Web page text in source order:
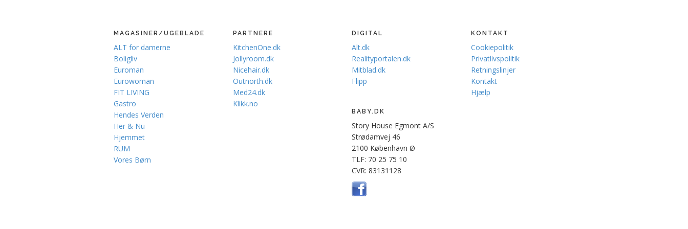
MAGASINER/UGEBLADE
ALT for damerne
Boligliv
Euroman
Eurowoman
FIT LIVING
Gastro
Hendes Verden
Her & Nu
Hjemmet
RUM
Vores Børn
PARTNERE
KitchenOne.dk
Jollyroom.dk
Nicehair.dk
Outnorth.dk
Med24.dk
Klikk.no
DIGITAL
Alt.dk
Realityportalen.dk
Mitblad.dk
Flipp
KONTAKT
Cookiepolitik
Privatlivspolitik
Retningslinjer
Kontakt
Hjælp
BABY.DK
Story House Egmont A/S
Strødamvej 46
2100 København Ø
TLF: 70 25 75 10
CVR: 83131128